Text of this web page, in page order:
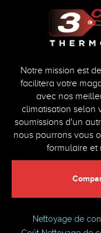
Notre mission est
facilitera votre
avec nos
climatisation selon
soumissions d'un
nous pourrons vous
formulaire et
Nettoyage de